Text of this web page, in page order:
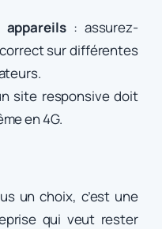
: assurez-
sur différentes
site responsive doit
en 4G.
un choix, c’est une
qui veut rester